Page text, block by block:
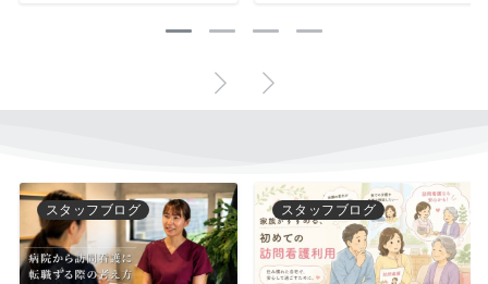
スタッフブログ スタッフブログ